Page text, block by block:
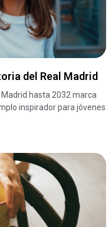
del Real Madrid
Madrid hasta 2032 marca
inspirador para jóvenes